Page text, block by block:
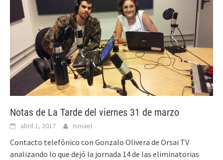
Notas de La Tarde del viernes 31 de marzo
abril 1, 2017 Ismael
Contacto telefónico con Gonzalo Olivera de Orsai TV
analizando lo que dejó la jornada 14 de las eliminatorias